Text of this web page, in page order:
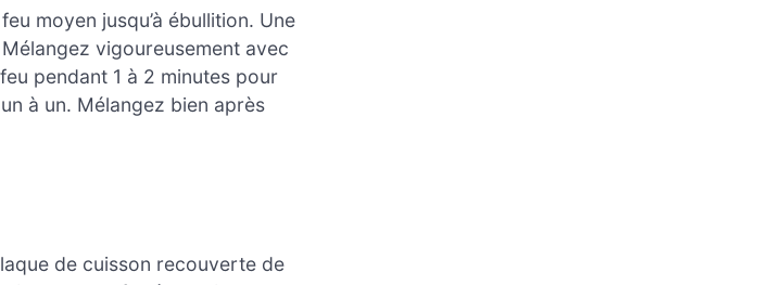
moyen jusqu’à ébullition. Une
vigoureusement avec
pendant 1 à 2 minutes pour
à un. Mélangez bien après
de cuisson recouverte de